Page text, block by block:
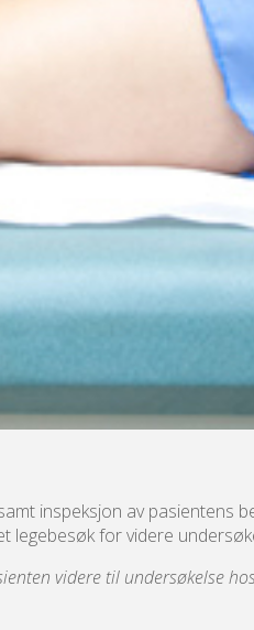
inspeksjon av pasientens
legebesøk for videre
videre til undersøkelse